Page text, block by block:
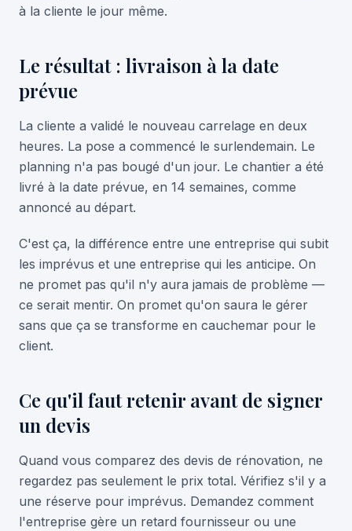
à la cliente le jour même.
Le résultat : livraison à la date
prévue
La cliente a validé le nouveau carrelage en deux
heures. La pose a commencé le surlendemain. Le
planning n'a pas bougé d'un jour. Le chantier a été
livré à la date prévue, en 14 semaines, comme
annoncé au départ.
C'est ça, la différence entre une entreprise qui subit
les imprévus et une entreprise qui les anticipe. On
ne promet pas qu'il n'y aura jamais de problème —
ce serait mentir. On promet qu'on saura le gérer
sans que ça se transforme en cauchemar pour le
client.
Ce qu'il faut retenir avant de signer
un devis
Quand vous comparez des devis de rénovation, ne
regardez pas seulement le prix total. Vérifiez s'il y a
une réserve pour imprévus. Demandez comment
l'entreprise gère un retard fournisseur ou une